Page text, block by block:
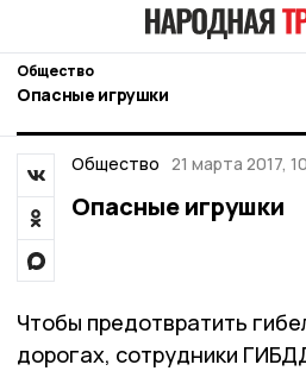
Общество
Опасные игрушки
Общество 21 марта 2017,
Опасные игрушки
Чтобы предотвратить
дорогах, сотрудники